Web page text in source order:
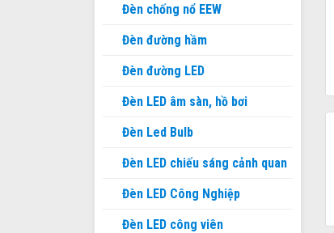
Đèn chống nổ EEW
Đèn đường hầm
Đèn đường LED
Đèn LED âm sàn, hồ bơi
Đèn Led Bulb
Đèn LED chiếu sáng cảnh quan
Đèn LED Công Nghiệp
Đèn LED công viên